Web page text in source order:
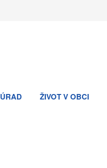
ÚRAD ŽIVOT V OBCI